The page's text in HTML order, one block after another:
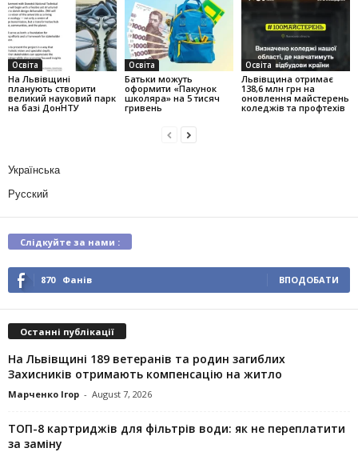
Освіта
На Львівщині
планують створити
великий науковий парк
на базі ДонНТУ
Освіта
Батьки можуть
оформити «Пакунок
школяра» на 5 тисяч
гривень
Освіта
Львівщина отримає
138,6 млн грн на
оновлення майстерень
коледжів та профтехів
Українська
Русский
Слідкуйте за нами :
870 Фанів ВПОДОБАТИ
Останні публікації
На Львівщині 189 ветеранів та родин загиблих
Захисників отримають компенсацію на житло
Марченко Ігор - August 7, 2026
ТОП-8 картриджів для фільтрів води: як не переплатити
за заміну